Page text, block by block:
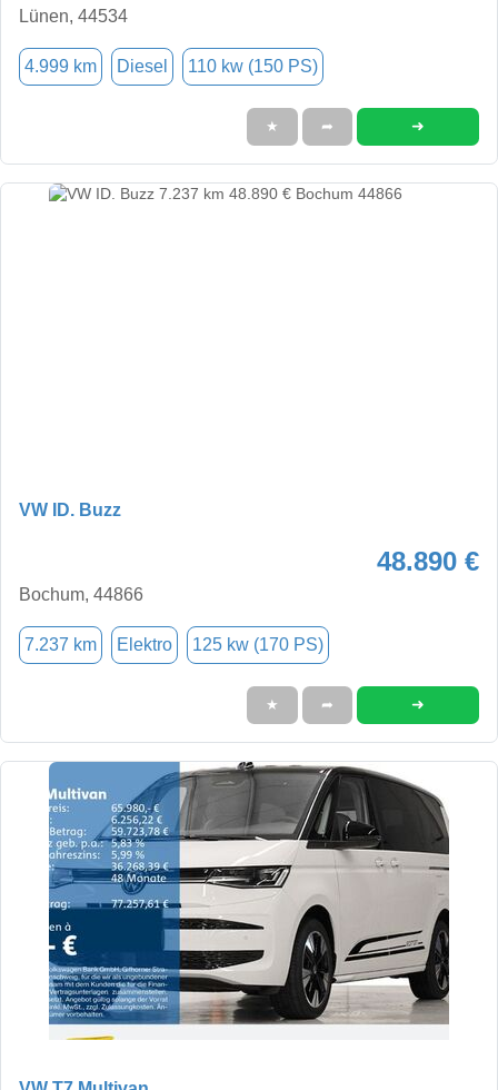
Lünen, 44534
4.999 km Diesel 110 kw (150 PS)
★ ➦ ➜
VW ID. Buzz
48.890 €
Bochum, 44866
7.237 km Elektro 125 kw (170 PS)
★ ➦ ➜